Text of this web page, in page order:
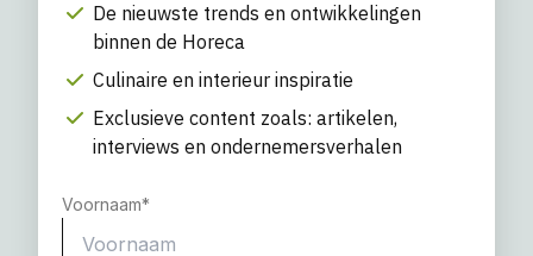
De nieuwste trends en ontwikkelingen
binnen de Horeca
Culinaire en interieur inspiratie
Exclusieve content zoals: artikelen,
interviews en ondernemersverhalen
Voornaam*